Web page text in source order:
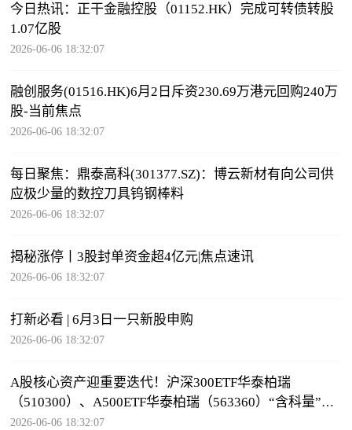
今日热讯：正干金融控股（01152.HK）完成可转债转股
1.07亿股
2026-06-06 18:32:07
融创服务(01516.HK)6月2日斥资230.69万港元回购240万
股-当前焦点
2026-06-06 18:32:07
每日聚焦：鼎泰高科(301377.SZ)：博云新材有向公司供
应极少量的数控刀具钨钢棒料
2026-06-06 18:32:07
揭秘涨停丨3股封单资金超4亿元|焦点速讯
2026-06-06 18:32:07
打新必看 | 6月3日一只新股申购
2026-06-06 18:32:07
A股核心资产迎重要迭代！沪深300ETF华泰柏瑞
（510300）、A500ETF华泰柏瑞（563360）“含科量”显
著跃升-每日信息
2026-06-06 18:32:07